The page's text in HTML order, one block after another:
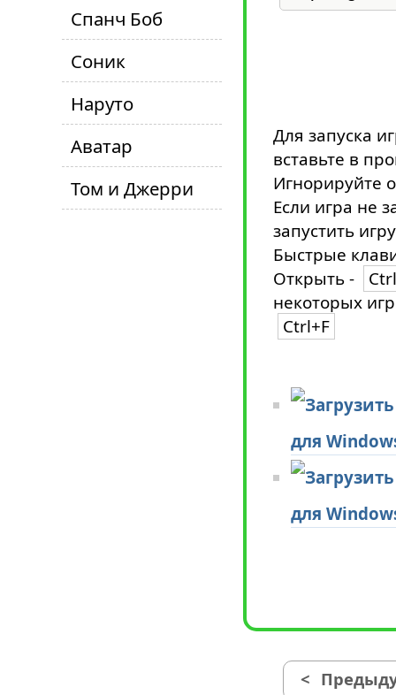
Спанч Боб
Соник
Наруто
Аватар
Том и Джерри
Для запуска
вставьте в
Игнорируйте
Если игра не
запустить
Быстрые
Открыть -
некоторых
Ctrl+F
для
для
<